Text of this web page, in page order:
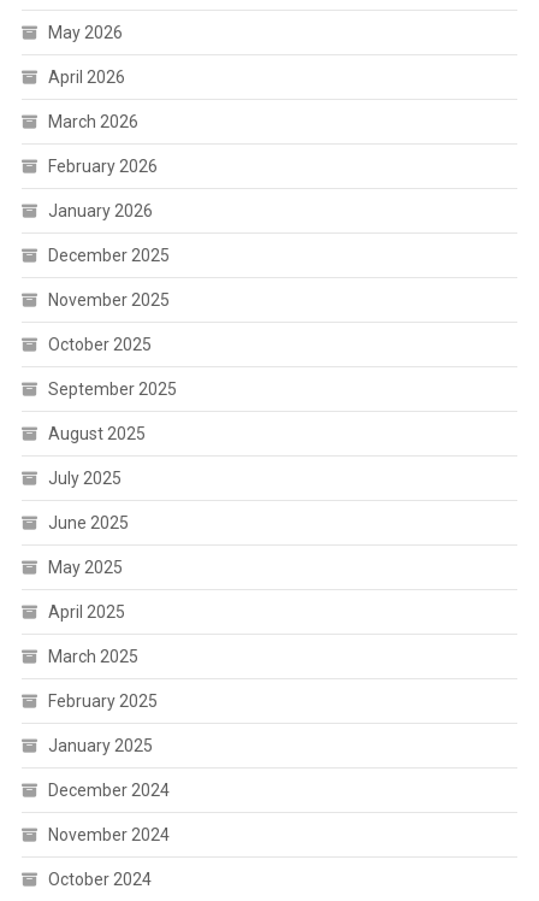
May 2026
April 2026
March 2026
February 2026
January 2026
December 2025
November 2025
October 2025
September 2025
August 2025
July 2025
June 2025
May 2025
April 2025
March 2025
February 2025
January 2025
December 2024
November 2024
October 2024